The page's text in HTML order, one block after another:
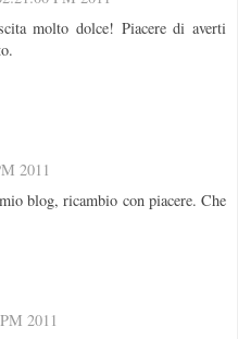
molto dolce! Piacere di averti
2011
blog, ricambio con piacere. Che
2011